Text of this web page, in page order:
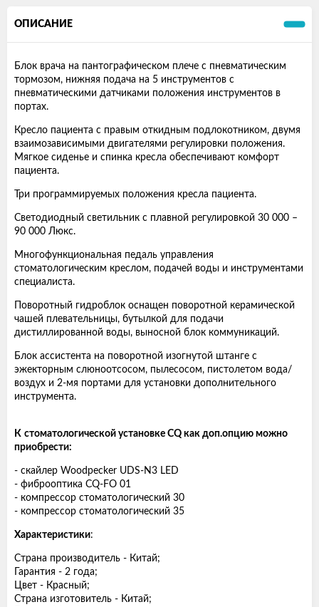
ОПИСАНИЕ
Блок врача на пантографическом плече с пневматическим
тормозом, нижняя подача на 5 инструментов с
пневматическими датчиками положения инструментов в
портах.
Кресло пациента с правым откидным подлокотником, двумя
взаимозависимыми двигателями регулировки положения.
Мягкое сиденье и спинка кресла обеспечивают комфорт
пациента.
Три программируемых положения кресла пациента.
Светодиодный светильник с плавной регулировкой 30 000 –
90 000 Люкс.
Многофункциональная педаль управления
стоматологическим креслом, подачей воды и инструментами
специалиста.
Поворотный гидроблок оснащен поворотной керамической
чашей плевательницы, бутылкой для подачи
дистиллированной воды, выносной блок коммуникаций.
Блок ассистента на поворотной изогнутой штанге с
эжекторным слюноотсосом, пылесосом, пистолетом вода/
воздух и 2-мя портами для установки дополнительного
инструмента.
К стоматологической установке CQ как доп.опцию можно
приобрести:
- скайлер Woodpecker UDS-N3 LED
- фиброоптика CQ-FO 01
- компрессор стоматологический 30
- компрессор стоматологический 35
Характеристики:
Страна производитель - Китай;
Гарантия - 2 года;
Цвет - Красный;
Страна изготовитель - Китай;